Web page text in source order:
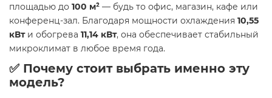
площадью до 100 м² — будь то офис, магазин, кафе или
конференц-зал. Благодаря мощности охлаждения 10,55
кВти обогрева 11,14 кВт, она обеспечивает стабильный
микроклимат в любое время года.
✅ Почему стоит выбрать именно эту
модель?